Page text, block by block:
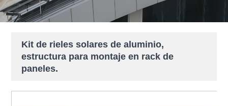
Kit de rieles solares de aluminio,
estructura para montaje en rack de
paneles.